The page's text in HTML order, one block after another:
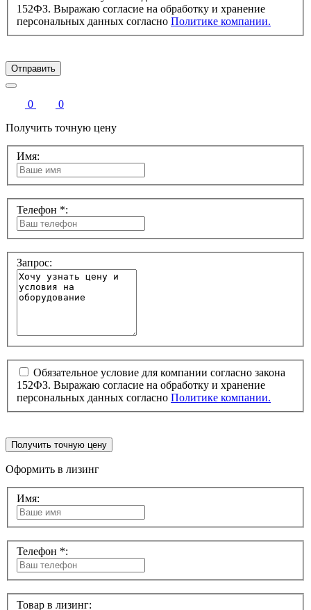
152ФЗ. Выражаю согласие на обработку и хранение
персональных данных согласно Политике компании.
Отправить
0
0
Получить точную цену
Имя:
Телефон *:
Запрос:
Обязательное условие для компании согласно закона
152ФЗ. Выражаю согласие на обработку и хранение
персональных данных согласно Политике компании.
Получить точную цену
Оформить в лизинг
Имя:
Телефон *:
Товар в лизинг: